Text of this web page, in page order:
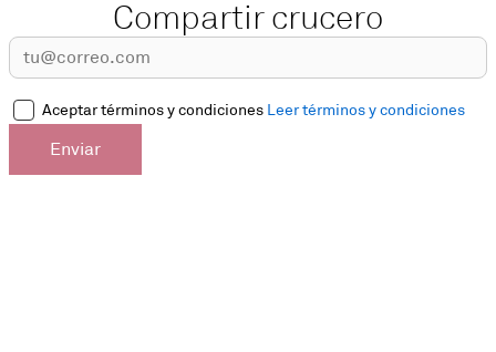
Compartir crucero
Aceptar términos y condiciones Leer términos y condiciones
Enviar